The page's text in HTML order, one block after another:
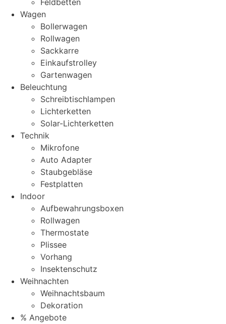
Feldbetten
Wagen
Bollerwagen
Rollwagen
Sackkarre
Einkaufstrolley
Gartenwagen
Beleuchtung
Schreibtischlampen
Lichterketten
Solar-Lichterketten
Technik
Mikrofone
Auto Adapter
Staubgebläse
Festplatten
Indoor
Aufbewahrungsboxen
Rollwagen
Thermostate
Plissee
Vorhang
Insektenschutz
Weihnachten
Weihnachtsbaum
Dekoration
% Angebote